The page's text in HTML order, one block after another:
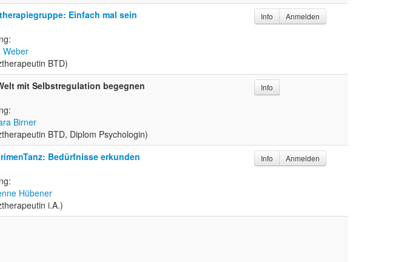
Einfach mal sein
Weber
BTD)
Info Anmelden
mit Selbstregulation begegnen
Birner
BTD, Diplom Psychologin)
Info
Bedürfnisse erkunden
Hübener
i.A.)
Info Anmelden